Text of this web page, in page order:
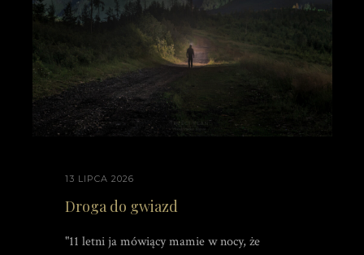
13 LIPCA 2026
Droga do gwiazd
"11 letni ja mówiący mamie w nocy, że